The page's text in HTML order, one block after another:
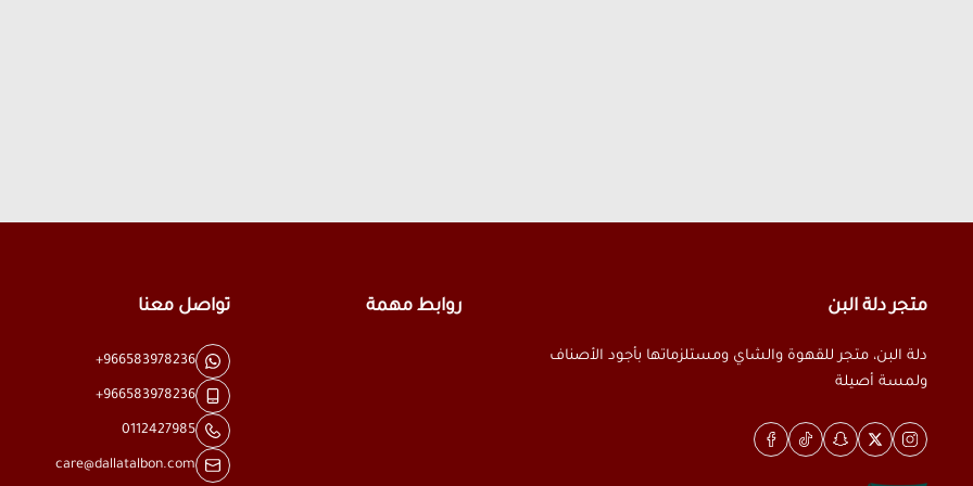
متجر دلة البن
دلة البن، متجر للقهوة والشاي ومستلزماتها بأجود الأصناف
ولمسة أصيلة
روابط مهمة تواصل معنا
+966583978236
+966583978236
0112427985
care@dallatalbon.com